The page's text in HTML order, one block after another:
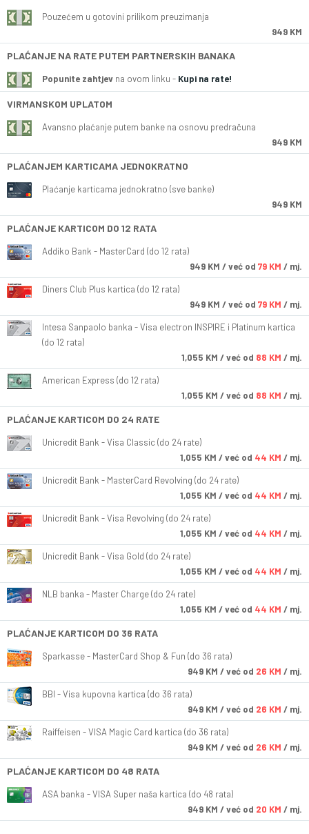
Pouzećem u gotovini prilikom preuzimanja
949 KM
PLAĆANJE NA RATE PUTEM PARTNERSKIH BANAKA
Popunite zahtjev na ovom linku - Kupi na rate!
VIRMANSKOM UPLATOM
Avansno plaćanje putem banke na osnovu predračuna
949 KM
PLAĆANJEM KARTICAMA JEDNOKRATNO
Plaćanje karticama jednokratno (sve banke)
949 KM
PLAĆANJE KARTICOM DO 12 RATA
Addiko Bank - MasterCard (do 12 rata)
949 KM / već od 79 KM / mj.
Diners Club Plus kartica (do 12 rata)
949 KM / već od 79 KM / mj.
Intesa Sanpaolo banka - Visa electron INSPIRE i Platinum kartica
(do 12 rata)
1,055 KM / već od 88 KM / mj.
American Express (do 12 rata)
1,055 KM / već od 88 KM / mj.
PLAĆANJE KARTICOM DO 24 RATE
Unicredit Bank - Visa Classic (do 24 rate)
1,055 KM / već od 44 KM / mj.
Unicredit Bank - MasterCard Revolving (do 24 rate)
1,055 KM / već od 44 KM / mj.
Unicredit Bank - Visa Revolving (do 24 rate)
1,055 KM / već od 44 KM / mj.
Unicredit Bank - Visa Gold (do 24 rate)
1,055 KM / već od 44 KM / mj.
NLB banka - Master Charge (do 24 rate)
1,055 KM / već od 44 KM / mj.
PLAĆANJE KARTICOM DO 36 RATA
Sparkasse - MasterCard Shop & Fun (do 36 rata)
949 KM / već od 26 KM / mj.
BBI - Visa kupovna kartica (do 36 rata)
949 KM / već od 26 KM / mj.
Raiffeisen - VISA Magic Card kartica (do 36 rata)
949 KM / već od 26 KM / mj.
PLAĆANJE KARTICOM DO 48 RATA
ASA banka - VISA Super naša kartica (do 48 rata)
949 KM / već od 20 KM / mj.